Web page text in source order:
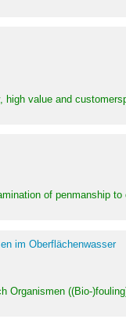
value and
of penmanship
im Oberflächenwasser
((Bio-